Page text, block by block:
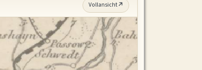
Vollansicht